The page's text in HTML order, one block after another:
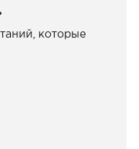
которые